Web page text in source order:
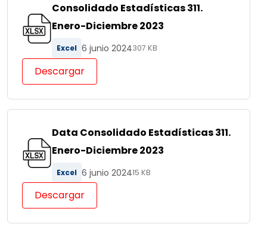
Consolidado Estadísticas 311.
Enero-Diciembre 2023
Excel 6 junio 2024307 KB
Descargar
Data Consolidado Estadísticas 311.
Enero-Diciembre 2023
Excel 6 junio 202415 KB
Descargar